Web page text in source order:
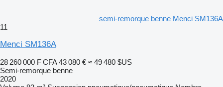
semi-remorque benne Menci SM136A
11
Menci SM136A
28 260 000 F CFA 43 080 € ≈ 49 480 $US
Semi-remorque benne
2020